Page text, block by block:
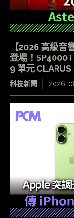
【2026 高級
登場！
9 單元
科技新聞 2026-